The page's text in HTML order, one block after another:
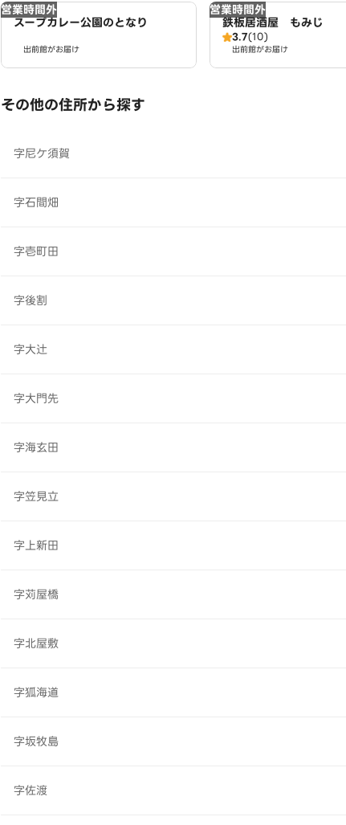
営業時間外
スープカレー公園のとなり
出前館がお届け
営業時間外
鉄板居酒屋 もみじ
3.7(10)
出前館がお届け
その他の住所から探す
字尼ケ須賀
字石間畑
字壱町田
字後割
字大辻
字大門先
字海玄田
字笠見立
字上新田
字苅屋橋
字北屋敷
字狐海道
字坂牧島
字佐渡